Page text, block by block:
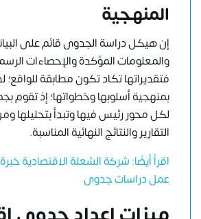
المنهجية
إن هيكل دراسة الجدوى قائم على
والمعلومات المؤكدة والإحصاءات
فتقديراتها تكاد تكون مطابقة
بمنهجية أسلوبها وخطواتها؛ إذ تقوم
لكل محور رئيس فيها وتبدأ بتحليلها
التقارير والنتائج النهائية المناسبة.
عمل دراسات جدوى